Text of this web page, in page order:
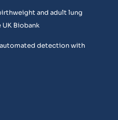
and adult lung
Biobank
automated detection with